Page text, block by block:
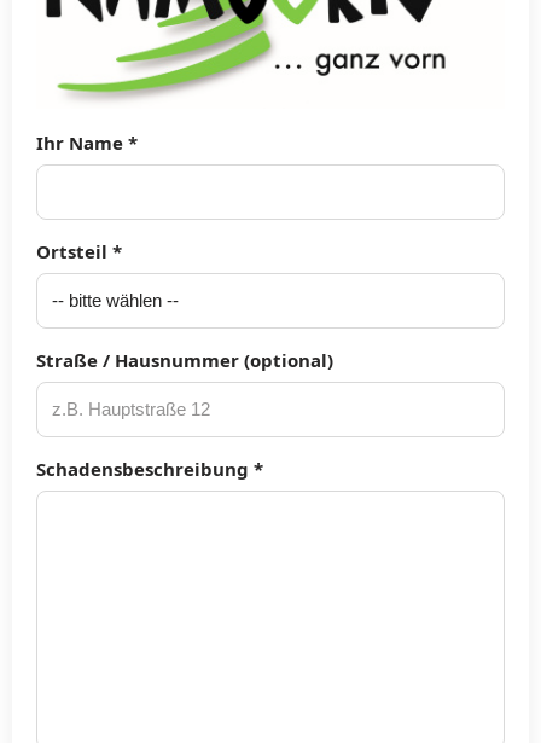
Ihr Name *
Ortsteil *
Straße / Hausnummer (optional)
Schadensbeschreibung *